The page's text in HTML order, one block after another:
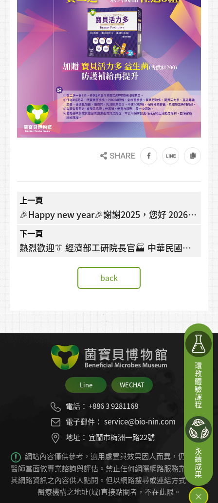
SHARE
上一頁
🎉Happy new year🎉謝謝2025，您好 2026(❁
´◡`❁)
下一頁
熱烈歡迎👔 經濟部工研院長官🏭 中華民國觀
back
Line WECHAT
電話： +886 3 9281168
電子郵件： service@bio-nin.com
地址： 宜蘭市梅洲一路22號
網站內容僅供參考，適用處置與效果因人而異，仍必須由
醫師當面做專業諮詢與評估。禁止任何網際網路服務業者轉錄
其網路資訊之內容供人點閱。 但以網路搜尋或連結方式，進入
醫療機構之地址(域)直接點閱者，不在此限。
環教體驗課程
永續成果